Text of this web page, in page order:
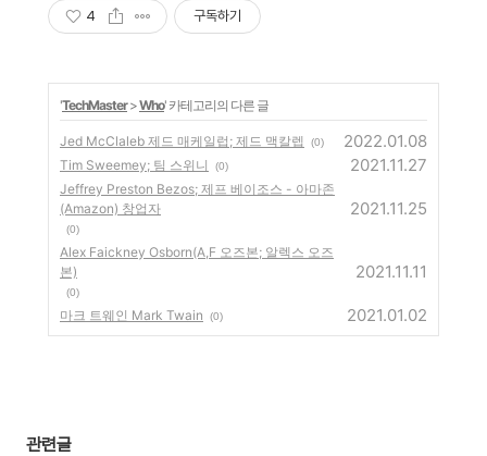
4 구독하기
'TechMaster>Who' 카테고리의 다른 글
Jed McClaleb 제드 매케일럽; 제드 맥칼렙 (0) 2022.01.08
Tim Sweemey; 팀 스위니 (0) 2021.11.27
Jeffrey Preston Bezos; 제프 베이조스 - 아마존
(Amazon) 창업자
(0)
2021.11.25
Alex Faickney Osborn(A,F 오즈본; 알렉스 오즈
본)
(0)
2021.11.11
마크 트웨인 Mark Twain (0) 2021.01.02
관련글